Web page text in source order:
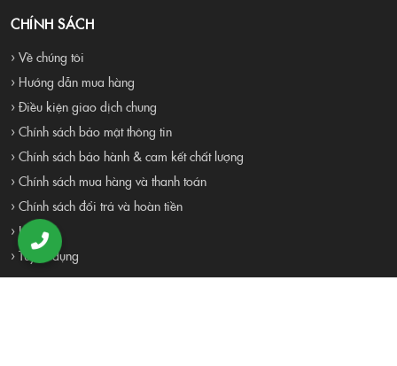
CHÍNH SÁCH
› Về chúng tôi
› Hướng dẫn mua hàng
› Điều kiện giao dịch chung
› Chính sách bảo mật thông tin
› Chính sách bảo hành & cam kết chất lượng
› Chính sách mua hàng và thanh toán
› Chính sách đổi trả và hoàn tiền
› Liên hệ
› Tuyển dụng